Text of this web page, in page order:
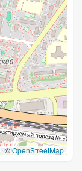
|©OpenStreetMap